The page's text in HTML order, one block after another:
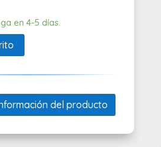
en 4-5 días.
del producto